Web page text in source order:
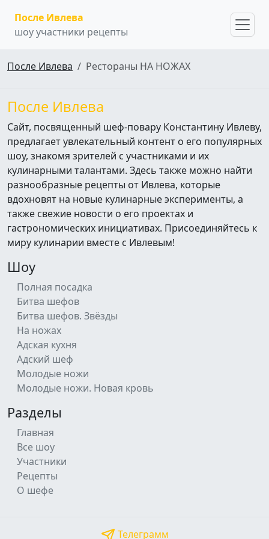
После Ивлева
шоу участники рецепты
После Ивлева Рестораны НА НОЖАХ
После Ивлева
Сайт, посвященный шеф-повару Константину Ивлеву,
предлагает увлекательный контент о его популярных
шоу, знакомя зрителей с участниками и их
кулинарными талантами. Здесь также можно найти
разнообразные рецепты от Ивлева, которые
вдохновят на новые кулинарные эксперименты, а
также свежие новости о его проектах и
гастрономических инициативах. Присоединяйтесь к
миру кулинарии вместе с Ивлевым!
Шоу
Полная посадка
Битва шефов
Битва шефов. Звёзды
На ножах
Адская кухня
Адский шеф
Молодые ножи
Молодые ножи. Новая кровь
Разделы
Главная
Все шоу
Участники
Рецепты
О шефе
Телеграмм